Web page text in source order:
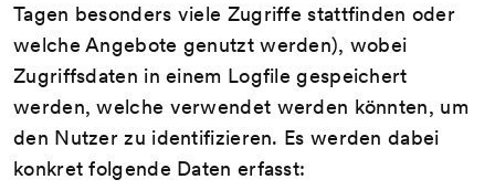
Tagen besonders viele Zugriffe stattfinden oder
welche Angebote genutzt werden), wobei
Zugriffsdaten in einem Logfile gespeichert
werden, welche verwendet werden könnten, um
den Nutzer zu identifizieren. Es werden dabei
konkret folgende Daten erfasst: